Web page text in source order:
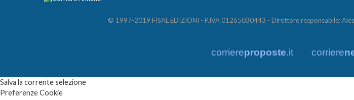
© 1997-2019 FISAL EDIZIONI - P.IVA 01265030443 - Direttore responsabile:
corriereproposte.it corriere
Salva la corrente selezione
Preferenze Cookie